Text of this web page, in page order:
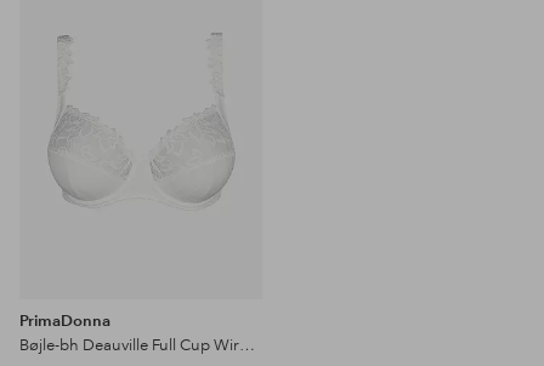
PrimaDonna
Bøjle-bh Deauville Full Cup Wired Bra